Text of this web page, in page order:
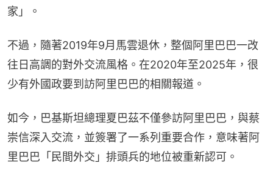
家」。
不過，隨著2019年9月馬雲退休，整個阿里巴巴一改
往日高調的對外交流風格。在2020年至2025年，很
少有外國政要到訪阿里巴巴的相關報道。
如今，巴基斯坦總理夏巴茲不僅參訪阿里巴巴，與蔡
崇信深入交流，並簽署了一系列重要合作，意味著阿
里巴巴「民間外交」排頭兵的地位被重新認可。